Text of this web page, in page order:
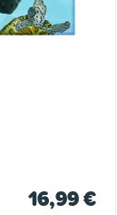
16,99 €